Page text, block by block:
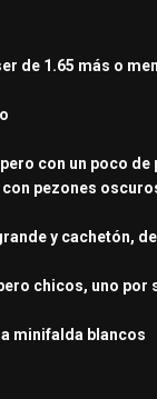
de 1.65 más o
con un poco
pezones
y cachetón,
chicos, uno por
minifalda blancos